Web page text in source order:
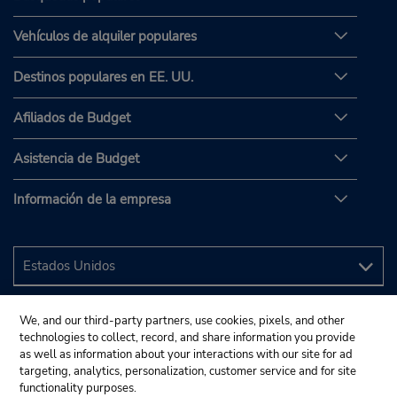
Vehículos de alquiler populares
Destinos populares en EE. UU.
Afiliados de Budget
Asistencia de Budget
Información de la empresa
We, and our third-party partners, use cookies, pixels, and other
technologies to collect, record, and share information you provide
as well as information about your interactions with our site for ad
targeting, analytics, personalization, customer service and for site
functionality purposes.